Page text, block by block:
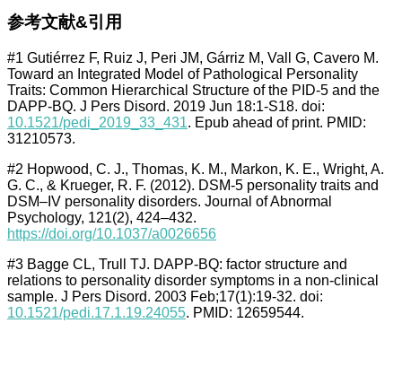
参考文献&引用
#1 Gutiérrez F, Ruiz J, Peri JM, Gárriz M, Vall G, Cavero M.
Toward an Integrated Model of Pathological Personality
Traits: Common Hierarchical Structure of the PID-5 and the
DAPP-BQ. J Pers Disord. 2019 Jun 18:1-S18. doi:
10.1521/pedi_2019_33_431. Epub ahead of print. PMID:
31210573.
#2 Hopwood, C. J., Thomas, K. M., Markon, K. E., Wright, A.
G. C., & Krueger, R. F. (2012). DSM-5 personality traits and
DSM–IV personality disorders. Journal of Abnormal
Psychology, 121(2), 424–432.
https://doi.org/10.1037/a0026656
#3 Bagge CL, Trull TJ. DAPP-BQ: factor structure and
relations to personality disorder symptoms in a non-clinical
sample. J Pers Disord. 2003 Feb;17(1):19-32. doi:
10.1521/pedi.17.1.19.24055. PMID: 12659544.